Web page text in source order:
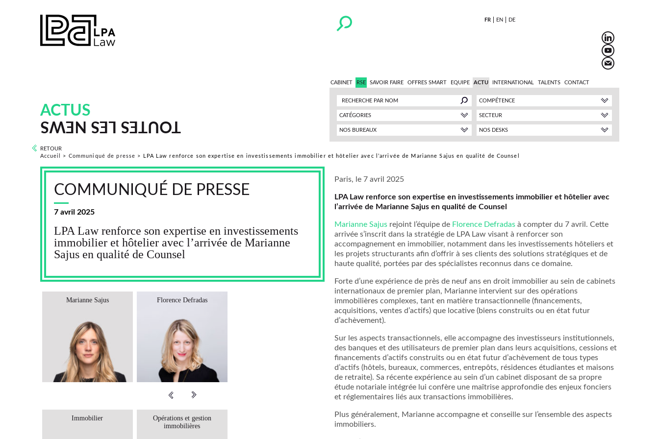
FR EN DE
CABINET RSE SAVOIR FAIRE OFFRES SMART EQUIPE ACTU INTERNATIONAL TALENTS CONTACT
ACTUS
TOUTES LES NEWS
RETOUR
Accueil
> Communiqué de presse > LPA Law renforce son expertise en investissements immobilier et hôtelier avec l’arrivée de Marianne Sajus en qualité de Counsel
COMPÉTENCE
CATÉGORIES SECTEUR
NOS DESKS
NOS BUREAUX
COMMUNIQUÉ DE PRESSE
7 avril 2025
LPA Law renforce son expertise en investissements
immobilier et hôtelier avec l’arrivée de Marianne
Sajus en qualité de Counsel
Marianne Sajus Florence Defradas
Immobilier
Opérations et gestion
immobilières
Paris, le 7 avril 2025
LPA Law renforce son expertise en investissements immobilier et hôtelier avec
l’arrivée de Marianne Sajus en qualité de Counsel
Marianne Sajus rejoint l’équipe de Florence Defradas à compter du 7 avril. Cette
arrivée s’inscrit dans la stratégie de LPA Law visant à renforcer son
accompagnement en immobilier, notamment dans les investissements hôteliers et
les projets structurants afin d’offrir à ses clients des solutions stratégiques et de
haute qualité, portées par des spécialistes reconnus dans ce domaine.
Forte d’une expérience de près de neuf ans en droit immobilier au sein de cabinets
internationaux de premier plan, Marianne intervient sur des opérations
immobilières complexes, tant en matière transactionnelle (financements,
acquisitions, ventes d’actifs) que locative (biens construits ou en état futur
d’achèvement).
Sur les aspects transactionnels, elle accompagne des investisseurs institutionnels,
des banques et des utilisateurs de premier plan dans leurs acquisitions, cessions et
financements d’actifs construits ou en état futur d’achèvement de tous types
d’actifs (hôtels, bureaux, commerces, entrepôts, résidences étudiantes et maisons
de retraite). Sa récente expérience au sein d’un cabinet disposant de sa propre
étude notariale intégrée lui confère une maîtrise approfondie des enjeux fonciers
et réglementaires liés aux transactions immobilières.
Plus généralement, Marianne accompagne et conseille sur l’ensemble des aspects
immobiliers.